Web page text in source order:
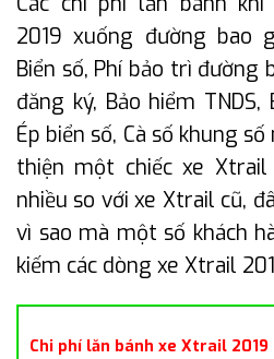
2019 xuống đường bao
Biển số, Phí bảo trì đường
đăng ký, Bảo hiểm
Ép biển số, Cà số khung
thiện một chiếc xe
nhiều so với xe Xtrail cũ,
vì sao mà một số khách
kiếm các dòng xe Xtrail
Chi phí lăn bánh xe Xtrail 2019